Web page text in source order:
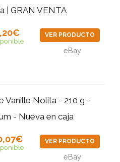
| GRAN VENTA
VER PRODUCTO
eBay
Vanille Nolita - 210 g -
- Nueva en caja
VER PRODUCTO
eBay